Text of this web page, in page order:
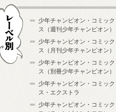
少年チャンピオン・コミック
ス（週刊少年チャンピオン）
少年チャンピオン・コミック
ス（月刊少年チャンピオン）
少年チャンピオン・コミック
ス（別冊少年チャンピオン）
少年チャンピオン・コミック
ス・エクストラ
少年チャンピオン・コミック